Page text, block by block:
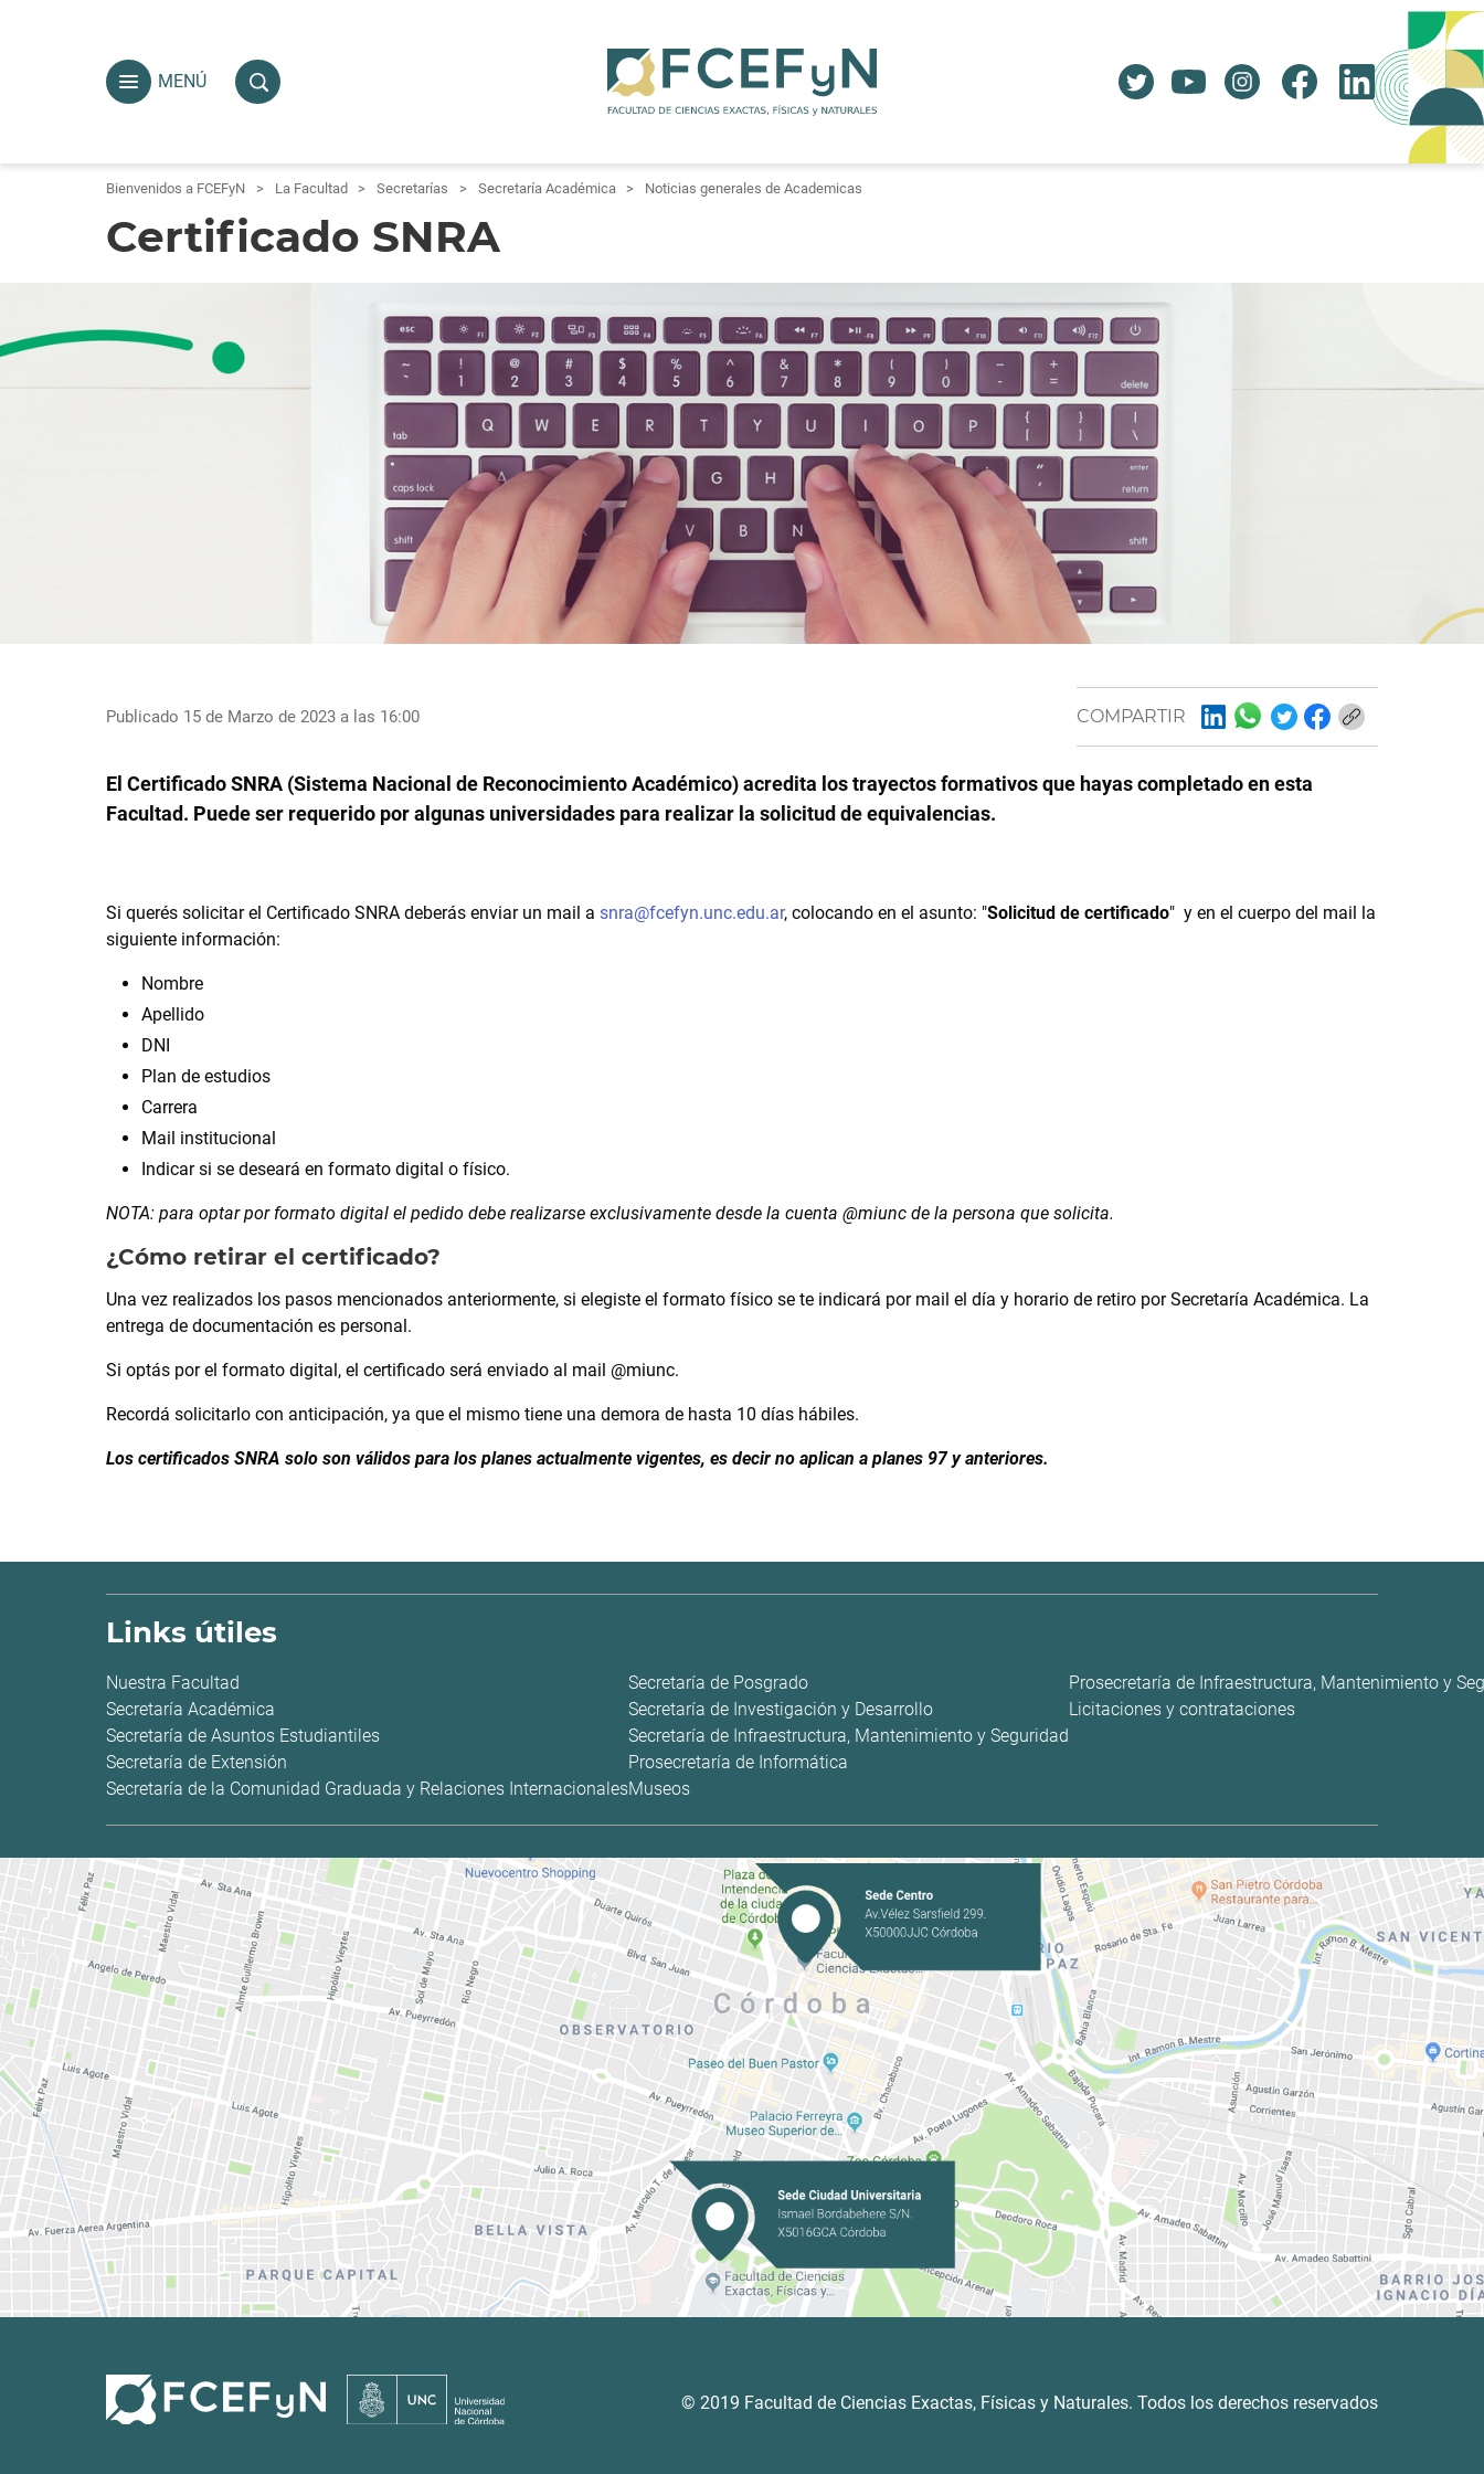
MENÚ
Bienvenidos a FCEFyN La Facultad Secretarías Secretaría Académica Noticias generales de Academicas
Certificado SNRA
Publicado 15 de Marzo de 2023 a las 16:00 COMPARTIR
El Certificado SNRA (Sistema Nacional de Reconocimiento Académico) acredita los trayectos formativos que hayas completado en esta
Facultad. Puede ser requerido por algunas universidades para realizar la solicitud de equivalencias.
Si querés solicitar el Certificado SNRA deberás enviar un mail a snra@fcefyn.unc.edu.ar, colocando en el asunto: "Solicitud de certificado" y en el cuerpo del mail la
siguiente información:
Nombre
Apellido
DNI
Plan de estudios
Carrera
Mail institucional
Indicar si se deseará en formato digital o físico.
NOTA: para optar por formato digital el pedido debe realizarse exclusivamente desde la cuenta @miunc de la persona que solicita.
¿Cómo retirar el certificado?
Una vez realizados los pasos mencionados anteriormente, si elegiste el formato físico se te indicará por mail el día y horario de retiro por Secretaría Académica. La
entrega de documentación es personal.
Si optás por el formato digital, el certificado será enviado al mail @miunc.
Recordá solicitarlo con anticipación, ya que el mismo tiene una demora de hasta 10 días hábiles.
Los certificados SNRA solo son válidos para los planes actualmente vigentes, es decir no aplican a planes 97 y anteriores.
Links útiles
Nuestra Facultad
Secretaría Académica
Secretaría de Asuntos Estudiantiles
Secretaría de Extensión
Secretaría de la Comunidad Graduada y Relaciones Internacionales
Secretaría de Posgrado
Secretaría de Investigación y Desarrollo
Secretaría de Infraestructura, Mantenimiento y Seguridad
Prosecretaría de Informática
Museos
Prosecretaría de Infraestructura, Mantenimiento y
Licitaciones y contrataciones
© 2019 Facultad de Ciencias Exactas, Físicas y Naturales. Todos los derechos reservados